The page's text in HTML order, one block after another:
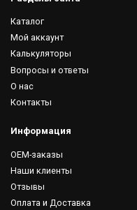
Каталог
Мой аккаунт
Калькуляторы
Вопросы и ответы
О нас
Контакты
Информация
OEM-заказы
Наши клиенты
Отзывы
Оплата и Доставка